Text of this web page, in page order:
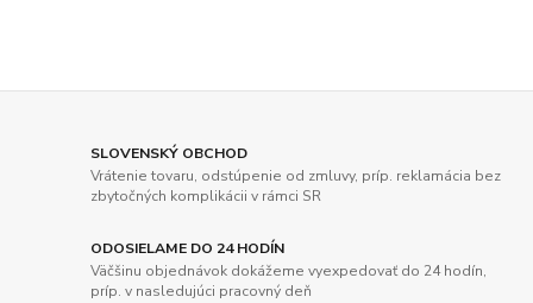
SLOVENSKÝ OBCHOD
Vrátenie tovaru, odstúpenie od zmluvy, príp. reklamácia bez
zbytočných komplikácii v rámci SR
ODOSIELAME DO 24 HODÍN
Väčšinu objednávok dokážeme vyexpedovať do 24 hodín,
príp. v nasledujúci pracovný deň